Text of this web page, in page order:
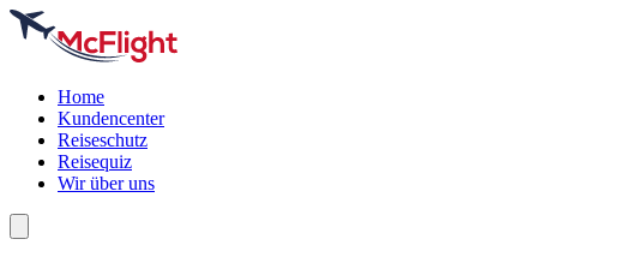
Home
Kundencenter
Reiseschutz
Reisequiz
Wir über uns